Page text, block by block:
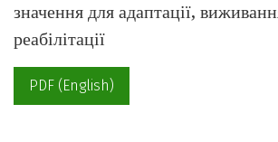
значення для адаптації,
реабілітації
PDF (English)